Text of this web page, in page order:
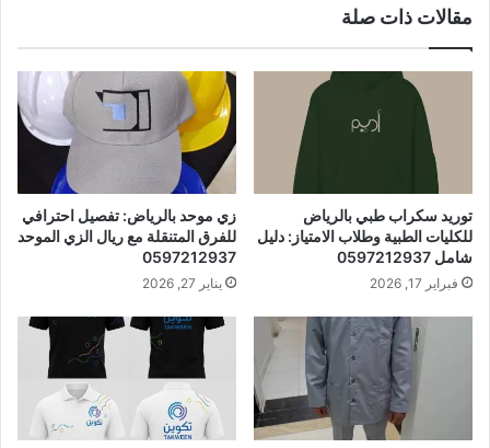
مقالات ذات صلة
توريد سكراب طبي بالرياض
للكليات الطبية وطلاب الامتياز: دليل
شامل 0597212937
فبراير 17, 2026
زي موحد بالرياض: تفصيل احترافي
للفرق المتنقلة مع ريال الزي الموحد
0597212937
يناير 27, 2026